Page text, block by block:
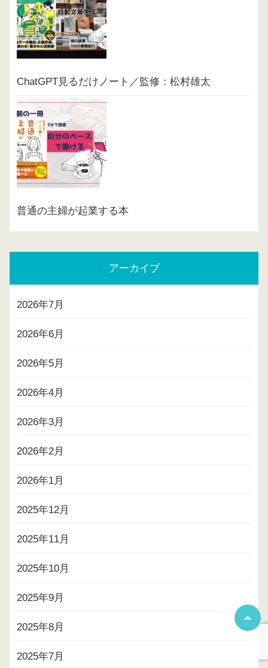
ChatGPT見るだけノート／監修：松村雄太
普通の主婦が起業する本
アーカイブ
2026年7月
2026年6月
2026年5月
2026年4月
2026年3月
2026年2月
2026年1月
2025年12月
2025年11月
2025年10月
2025年9月
2025年8月
2025年7月